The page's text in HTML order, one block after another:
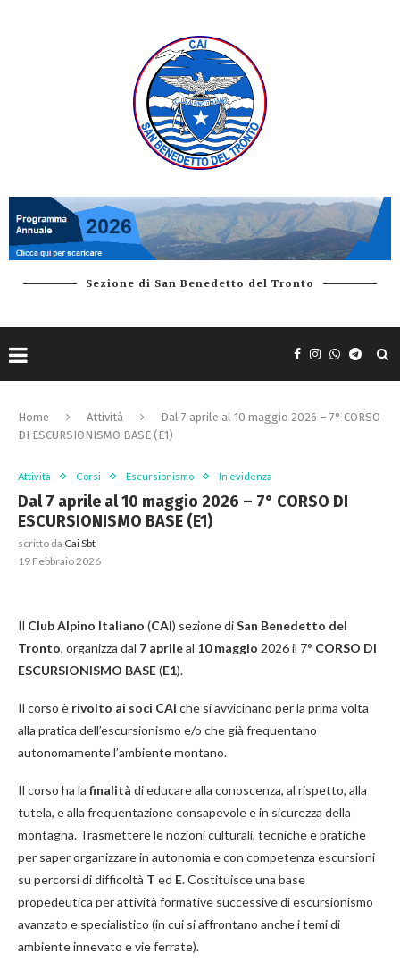
Sezione di San Benedetto del Tronto
Home Attività
Dal 7 aprile al 10 maggio 2026 – 7° CORSO
DI ESCURSIONISMO BASE (E1)
Attività Corsi Escursionismo In evidenza
Dal 7 aprile al 10 maggio 2026 – 7° CORSO DI
ESCURSIONISMO BASE (E1)
scritto da Cai Sbt
19 Febbraio 2026
Il Club Alpino Italiano (CAI) sezione diSan Benedetto del
Tronto, organizza dal 7 aprileal 10 maggio 2026 il 7° CORSO DI
ESCURSIONISMO BASE(E1).
Il corso è rivolto ai soci CAI che si avvicinano per la prima volta
alla pratica dell’escursionismo e/o che già frequentano
autonomamente l’ambiente montano.
Il corso ha la finalità di educare alla conoscenza, al rispetto, alla
tutela, e alla frequentazione consapevole e in sicurezza della
montagna. Trasmettere le nozioni culturali, tecniche e pratiche
per saper organizzare in autonomia e con competenza escursioni
su percorsi di difficoltà T ed E. Costituisce una base
propedeutica per attività formative successive di escursionismo
avanzato e specialistico (in cui si affrontano anche i temi di
ambiente innevato e vie ferrate).